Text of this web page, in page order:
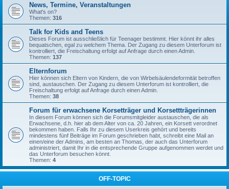
News, Termine, Veranstaltungen
What's on?
Themen: 316
Talk for Kids and Teens
Dieses Forum ist ausschließlich für Teenager bestimmt. Hier könnt ihr alles
bequatschen, egal zu welchem Thema. Der Zugang zu diesem Unterforum ist
kontrolliert, die Freischaltung erfolgt auf Anfrage durch einen Admin.
Themen: 137
Elternforum
Hier können sich Eltern von Kindern, die von Wirbelsäulendeformität betroffen
sind, austauschen. Der Zugang zu diesem Unterforum ist kontrolliert, die
Freischaltung erfolgt auf Anfrage durch einen Admin.
Themen: 38
Forum für erwachsene Korsetträger und Korsettträgerinnen
In diesem Forum können sich die Forumsmitgleider austauschen, die als
Erwachsene, d.h. hier ab dem Alter von ca. 20 Jahren, ein Korsett verordnet
bekommen haben. Falls Ihr zu diesem Userkreis gehört und bereits
mindestens fünf Beiträge im Forum geschrieben habt, schreibt eine Mail an
einen/eine der Admins, am besten an Thomas, der auch das Unterforum
administriert, damit Ihr in die entsprechende Gruppe aufgenommen werdet und
das Unterforum besuchen könnt.
Themen: 4
OFF-TOPIC